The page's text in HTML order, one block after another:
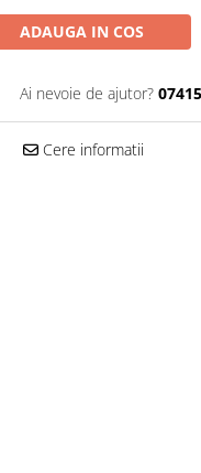
ADAUGA IN COS
Ai nevoie de ajutor?
Cere informatii